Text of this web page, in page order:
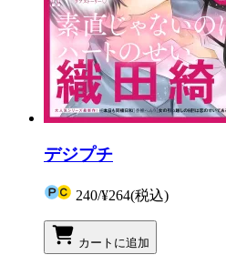
デジプチ
240/¥264(税込)
カートに追加